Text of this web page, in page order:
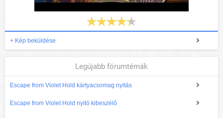
+ Kép beküldése
Legújabb fórumtémák
Escape from Violet Hold kártyacsomag nyitás
Escape from Violet Hold nyitó kibeszélő